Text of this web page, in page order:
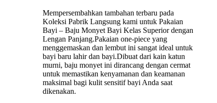
Mempersembahkan tambahan terbaru pada
Koleksi Pabrik Langsung kami untuk Pakaian
Bayi – Baju Monyet Bayi Kelas Superior dengan
Lengan Panjang.Pakaian one-piece yang
menggemaskan dan lembut ini sangat ideal untuk
bayi baru lahir dan bayi.Dibuat dari kain katun
murni, baju monyet ini dirancang dengan cermat
untuk memastikan kenyamanan dan keamanan
maksimal bagi kulit sensitif bayi Anda saat
dikenakan.